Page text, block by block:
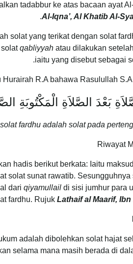
tadabbur ke atas bacaan ayat
Al-Iqna’, Al Khatib Al-
.
solat yang terikat dengan solat
qabliyyah atau dilakukan
iaitu yang disebut sebagai
.
R.A bahawa Rasulullah
بَعْدَ الصَّلاَةِ الْمَكْتُوبَةِ
fardhu adalah solat pada
Riwayat
hadis berikut berkata: Iaitu
solat sunat rawatib. Sesungguhnya
dari qiyamullail di sisi jumhur para
fardhu. Rujuk Lathaif al Maarif, Ibn
adalah dibolehkan solat hajat
selama mana masih berada di